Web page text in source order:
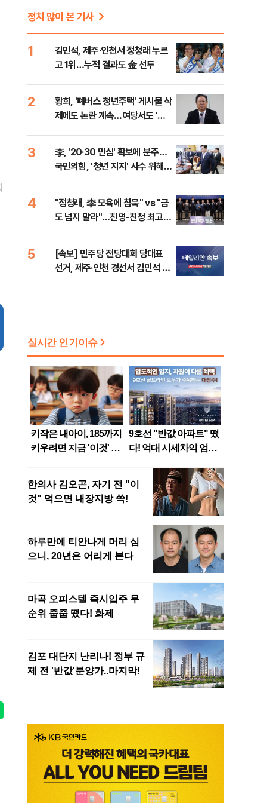
정치 많이 본 기사
1
김민석, 제주·인천서 정청래 누르
고 1위…누적 결과도 金 선두
2
황희, '폐버스 청년주택' 게시물 삭
제에도 논란 계속…여당서도 '내
3
李, '20·30 민심' 확보에 분주…
국민의힘, '청년 지지' 사수 위해
4
"정청래, 李 모욕에 침묵" vs "금
도 넘지 말라"…친명-친청 최고위
5
[속보] 민주당 전당대회 당대표
선거, 제주·인천 경선서 김민석 승